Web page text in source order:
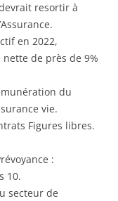
resortir à
en 2022,
de près de 9%
du
vie.
Figures libres.
:
10.
secteur de